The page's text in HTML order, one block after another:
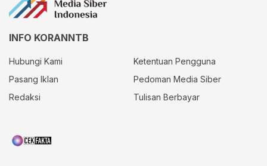
INFO KORANNTB
Hubungi Kami
Ketentuan Pengguna
Pasang Iklan
Pedoman Media Siber
Redaksi
Tulisan Berbayar